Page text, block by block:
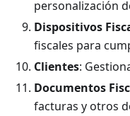
personalización
Dispositivos
fiscales para
Clientes:
Documentos
facturas y otros